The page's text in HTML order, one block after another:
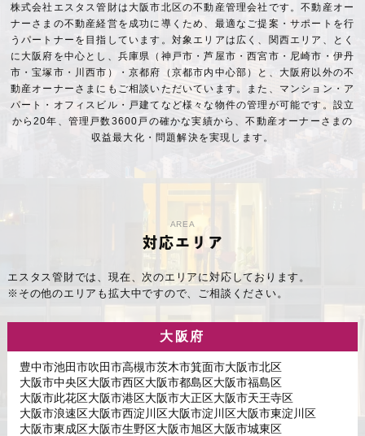
株式会社エスタス管財は大阪市北区の不動産管理会社です。不動産オー
ナーさまの不動産経営を成功に導くため、最適なご提案・サポートを行
うパートナーを目指しています。対象エリアは広く、関西エリア、とく
に大阪府を中心とし、兵庫県（神戸市・芦屋市・西宮市・尼崎市・伊丹
市・宝塚市・川西市）・京都府（京都市内中心部）と、大阪府以外の不
動産オーナーさまにもご相談いただいています。また、マンション・ア
パート・オフィスビル・戸建てなど様々な物件の管理が可能です。設立
から20年、管理戸数3600戸の確かな実績から、不動産オーナーさまの
収益最大化・問題解決を実現します。
AREA
対応エリア
エスタス管財では、現在、次のエリアに対応しております。
※その他のエリアも拡大中ですので、ご相談ください。
大阪府
豊中市池田市吹田市高槻市茨木市箕面市大阪市北区
大阪市中央区大阪市西区大阪市都島区大阪市福島区
大阪市此花区大阪市港区大阪市大正区大阪市天王寺区
大阪市浪速区大阪市西淀川区大阪市淀川区大阪市東淀川区
大阪市東成区大阪市生野区大阪市旭区大阪市城東区